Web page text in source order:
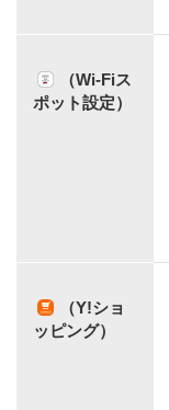
（Wi-Fiス
ポット設定）
（Y!ショ
ッピング）